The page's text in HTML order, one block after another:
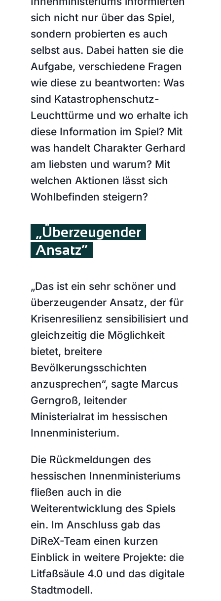
sich nicht nur über das Spiel,
sondern probierten es auch
selbst aus. Dabei hatten sie die
Aufgabe, verschiedene Fragen
wie diese zu beantworten: Was
sind Katastrophenschutz-
Leuchttürme und wo erhalte ich
diese Information im Spiel? Mit
was handelt Charakter Gerhard
am liebsten und warum? Mit
welchen Aktionen lässt sich
Wohlbefinden steigern?
„Überzeugender
Ansatz“
„Das ist ein sehr schöner und
überzeugender Ansatz, der für
Krisenresilienz sensibilisiert und
gleichzeitig die Möglichkeit
bietet, breitere
Bevölkerungsschichten
anzusprechen“, sagte Marcus
Gerngroß, leitender
Ministerialrat im hessischen
Innenministerium.
Die Rückmeldungen des
hessischen Innenministeriums
fließen auch in die
Weiterentwicklung des Spiels
ein. Im Anschluss gab das
DiReX-Team einen kurzen
Einblick in weitere Projekte: die
Litfaßsäule 4.0 und das digitale
Stadtmodell.